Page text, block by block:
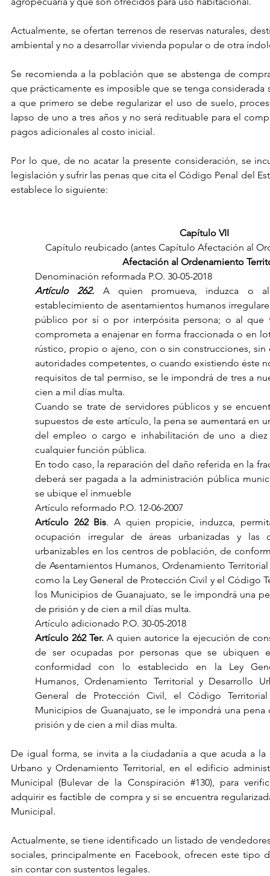
Actualmente, se ofertan terrenos de reservas naturales,
ambiental y no a desarrollar vivienda popular o de otra
Se recomienda a la población que se abstenga de
que prácticamente es imposible que se tenga considerada
a que primero se debe regularizar el uso de suelo,
lapso de uno a tres años y no será redituable para el
pagos adicionales al costo inicial.
Por lo que, de no acatar la presente consideración, se
legislación y sufrir las penas que cita el Código Penal del
establece lo siguiente:
Capítulo VII
Capítulo reubicado (antes Capítulo Afectación al
Afectación al Ordenamiento
Denominación reformada P.O. 30-05-2018
Artículo 262. A quien promueva, induzca o
establecimiento de asentamientos humanos
público por sí o por interpósita persona; o al que
comprometa a enajenar en forma fraccionada o en
rústico, propio o ajeno, con o sin construcciones,
autoridades competentes, o cuando existiendo éste
requisitos de tal permiso, se le impondrá de tres a
cien a mil días multa.
Cuando se trate de servidores públicos y se
supuestos de este artículo, la pena se aumentará en
del empleo o cargo e inhabilitación de uno a diez
cualquier función pública.
En todo caso, la reparación del daño referida en la
deberá ser pagada a la administración pública
se ubique el inmueble
Artículo reformado P.O. 12-06-2007
Artículo 262 Bis. A quien propicie, induzca,
ocupación irregular de áreas urbanizadas y las
urbanizables en los centros de población, de
de Asentamientos Humanos, Ordenamiento
como la Ley General de Protección Civil y el Código
los Municipios de Guanajuato, se le impondrá una
de prisión y de cien a mil días multa.
Artículo adicionado P.O. 30-05-2018
Artículo 262 Ter. A quien autorice la ejecución de
de ser ocupadas por personas que se ubiquen
conformidad con lo establecido en la Ley
Humanos, Ordenamiento Territorial y Desarrollo
General de Protección Civil, el Código
Municipios de Guanajuato, se le impondrá una
prisión y de cien a mil días multa.
De igual forma, se invita a la ciudadanía a que acuda a
Urbano y Ordenamiento Territorial, en el edificio
Municipal (Bulevar de la Conspiración #130), para
adquirir es factible de compra y si se encuentra
Municipal.
Actualmente, se tiene identificado un listado de
sociales, principalmente en Facebook, ofrecen este tipo
sin contar con sustentos legales.